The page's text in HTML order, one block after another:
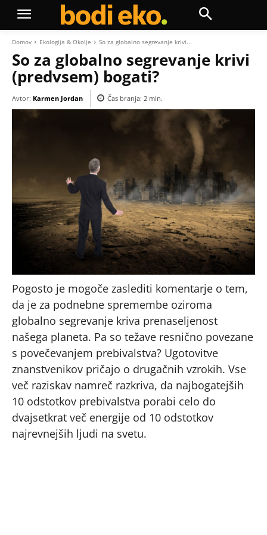
Domov Ekologija & Okolje So za globalno segrevanje krivi...
So za globalno segrevanje krivi
(predvsem) bogati?
Avtor: Karmen Jordan Čas branja: 2 min.
Pogosto je mogoče zaslediti komentarje o tem,
da je za podnebne spremembe oziroma
globalno segrevanje kriva prenaseljenost
našega planeta. Pa so težave resnično povezane
s povečevanjem prebivalstva? Ugotovitve
znanstvenikov pričajo o drugačnih vzrokih. Vse
več raziskav namreč razkriva, da najbogatejših
10 odstotkov prebivalstva porabi celo do
dvajsetkrat več energije od 10 odstotkov
najrevnejših ljudi na svetu.